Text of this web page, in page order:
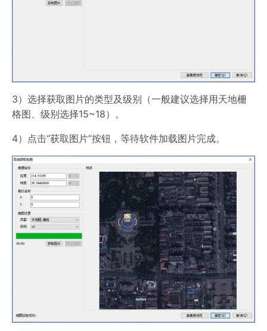
3）选择获取图片的类型及级别（一般建议选择用天地栅
格图、级别选择15~18）。
4）点击“获取图片”按钮，等待软件加载图片完成。